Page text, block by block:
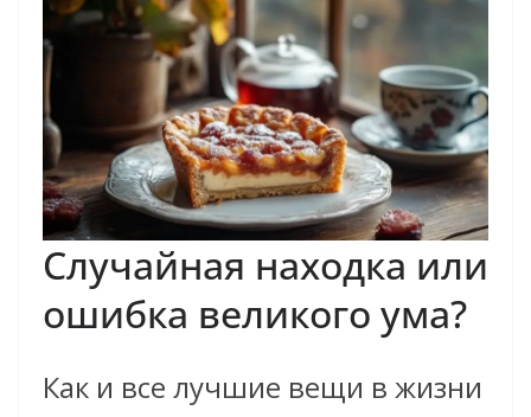
Случайная находка или
ошибка великого ума?
Как и все лучшие вещи в жизни